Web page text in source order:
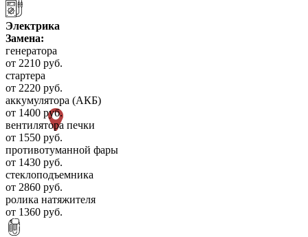
Электрика
Замена:
генератора
от 2210 руб.
стартера
от 2220 руб.
аккумулятора (АКБ)
от 1400 руб.
вентилятора печки
от 1550 руб.
противотуманной фары
от 1430 руб.
стеклоподъемника
от 2860 руб.
ролика натяжителя
от 1360 руб.